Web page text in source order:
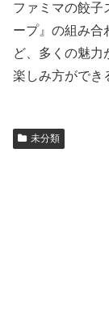
ファミマの餃子
ープ』の組み合
ど、多くの魅力
楽しみ方ができ
未分類